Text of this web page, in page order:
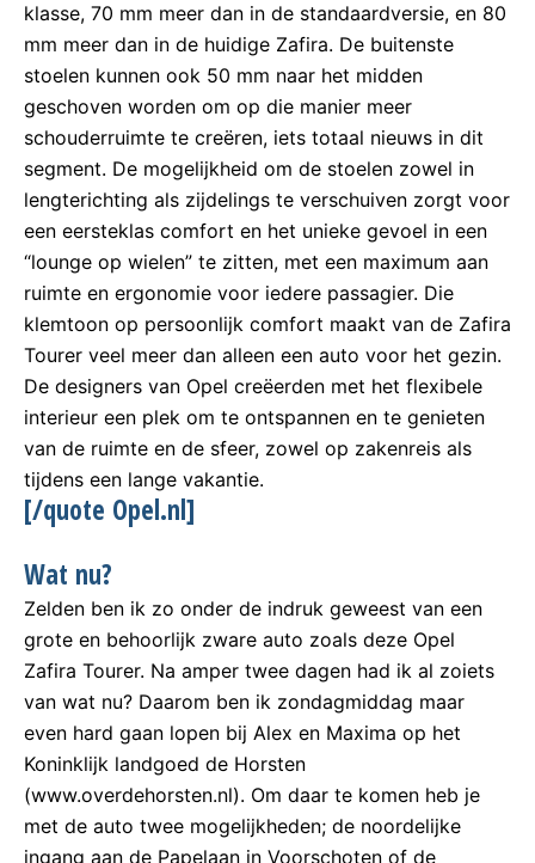
klasse, 70 mm meer dan in de standaardversie, en 80
mm meer dan in de huidige Zafira. De buitenste
stoelen kunnen ook 50 mm naar het midden
geschoven worden om op die manier meer
schouderruimte te creëren, iets totaal nieuws in dit
segment. De mogelijkheid om de stoelen zowel in
lengterichting als zijdelings te verschuiven zorgt voor
een eersteklas comfort en het unieke gevoel in een
“lounge op wielen” te zitten, met een maximum aan
ruimte en ergonomie voor iedere passagier. Die
klemtoon op persoonlijk comfort maakt van de Zafira
Tourer veel meer dan alleen een auto voor het gezin.
De designers van Opel creëerden met het flexibele
interieur een plek om te ontspannen en te genieten
van de ruimte en de sfeer, zowel op zakenreis als
tijdens een lange vakantie.
[/quote Opel.nl]
Wat nu?
Zelden ben ik zo onder de indruk geweest van een
grote en behoorlijk zware auto zoals deze Opel
Zafira Tourer. Na amper twee dagen had ik al zoiets
van wat nu? Daarom ben ik zondagmiddag maar
even hard gaan lopen bij Alex en Maxima op het
Koninklijk landgoed de Horsten
(www.overdehorsten.nl). Om daar te komen heb je
met de auto twee mogelijkheden; de noordelijke
ingang aan de Papelaan in Voorschoten of de